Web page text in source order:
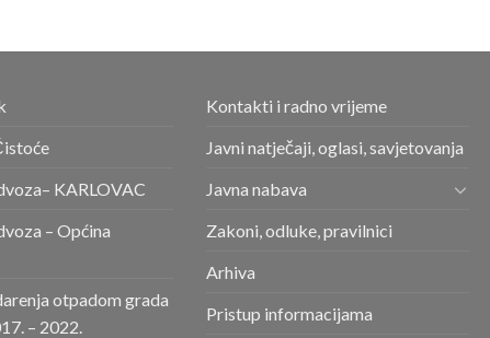
KARLOVAC
– Općina
otpadom grada
– 2022.
Kontakti i radno vrijeme
Javni natječaji, oglasi, savjetovanja
Javna nabava
Zakoni, odluke, pravilnici
Arhiva
Pristup informacijama